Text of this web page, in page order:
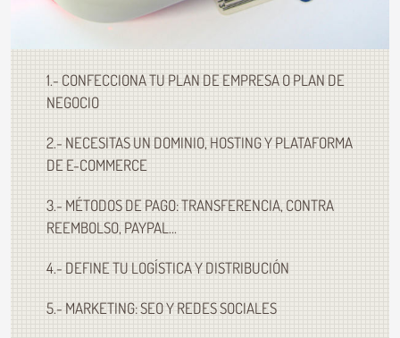
1.- CONFECCIONA TU PLAN DE EMPRESA O PLAN DE
NEGOCIO
2.- NECESITAS UN DOMINIO, HOSTING Y PLATAFORMA
DE E-COMMERCE
3.- MÉTODOS DE PAGO: TRANSFERENCIA, CONTRA
REEMBOLSO, PAYPAL...
4.- DEFINE TU LOGÍSTICA Y DISTRIBUCIÓN
5.- MARKETING: SEO Y REDES SOCIALES